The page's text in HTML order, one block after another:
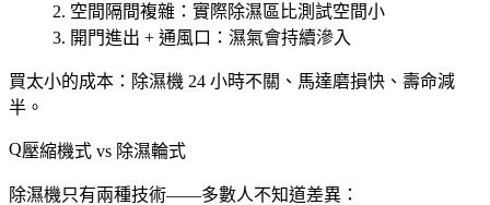
空間隔間複雜 ：實際除濕區比測試空間小
開門進出 + 通風口 ：濕氣會持續滲入
買太小的成本 ：除濕機 24 小時不關、馬達磨損快、壽命減
半。
壓縮機式 vs 除濕輪式
除濕機只有兩種技術——多數人不知道差異：